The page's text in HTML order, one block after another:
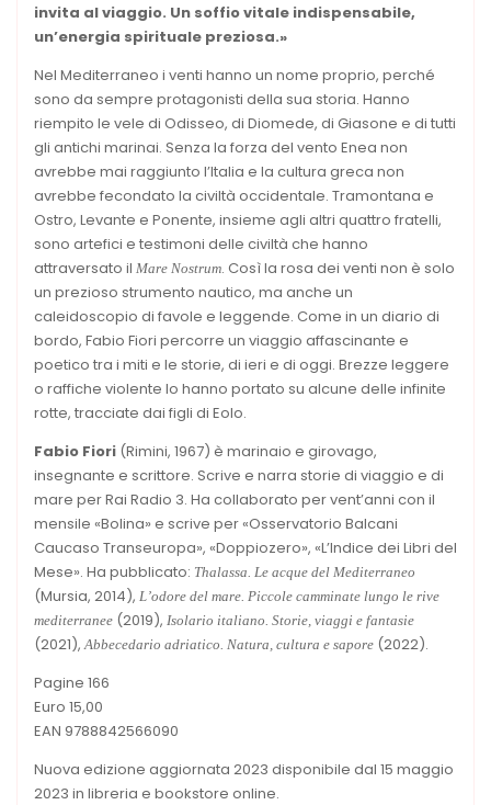
invita al viaggio. Un soffio vitale indispensabile,
un’energia spirituale preziosa.»
Nel Mediterraneo i venti hanno un nome proprio, perché
sono da sempre protagonisti della sua storia. Hanno
riempito le vele di Odisseo, di Diomede, di Giasone e di tutti
gli antichi marinai. Senza la forza del vento Enea non
avrebbe mai raggiunto l’Italia e la cultura greca non
avrebbe fecondato la civiltà occidentale. Tramontana e
Ostro, Levante e Ponente, insieme agli altri quattro fratelli,
sono artefici e testimoni delle civiltà che hanno
attraversato il Mare Nostrum. Così la rosa dei venti non è solo
un prezioso strumento nautico, ma anche un
caleidoscopio di favole e leggende. Come in un diario di
bordo, Fabio Fiori percorre un viaggio affascinante e
poetico tra i miti e le storie, di ieri e di oggi. Brezze leggere
o raffiche violente lo hanno portato su alcune delle infinite
rotte, tracciate dai figli di Eolo.
Fabio Fiori (Rimini, 1967) è marinaio e girovago,
insegnante e scrittore. Scrive e narra storie di viaggio e di
mare per Rai Radio 3. Ha collaborato per vent’anni con il
mensile «Bolina» e scrive per «Osservatorio Balcani
Caucaso Transeuropa», «Doppiozero», «L’Indice dei Libri del
Mese». Ha pubblicato: Thalassa. Le acque del Mediterraneo
(Mursia, 2014), L’odore del mare. Piccole camminate lungo le rive
mediterranee (2019), Isolario italiano. Storie, viaggi e fantasie
(2021),Abbecedario adriatico. Natura, cultura e sapore (2022).
Pagine 166
Euro 15,00
EAN 9788842566090
Nuova edizione aggiornata 2023 disponibile dal 15 maggio
2023 in libreria e bookstore online.